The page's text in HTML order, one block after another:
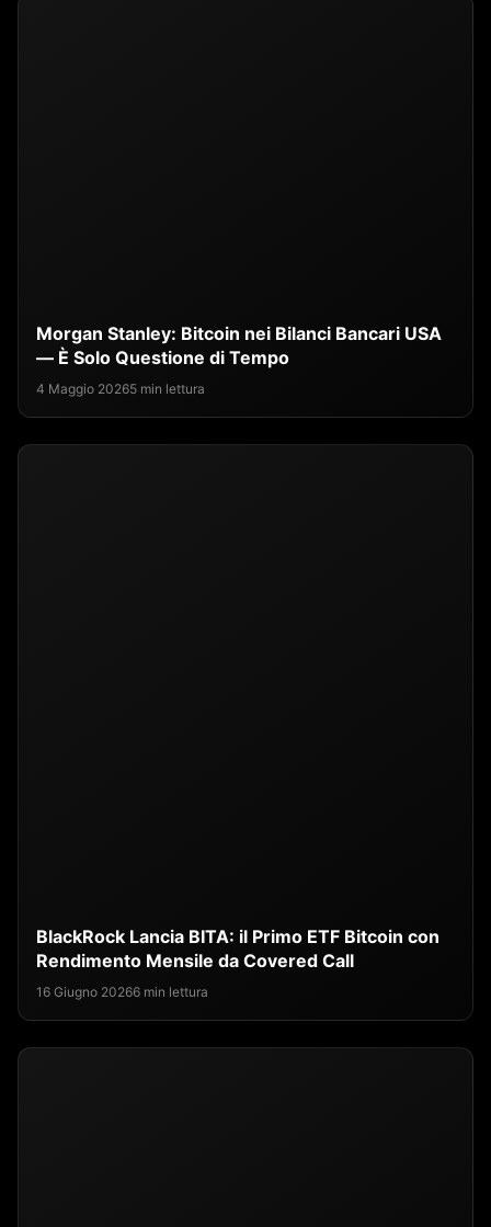
Morgan Stanley: Bitcoin nei Bilanci Bancari USA
— È Solo Questione di Tempo
4 Maggio 20265 min lettura
BlackRock Lancia BITA: il Primo ETF Bitcoin con
Rendimento Mensile da Covered Call
16 Giugno 20266 min lettura